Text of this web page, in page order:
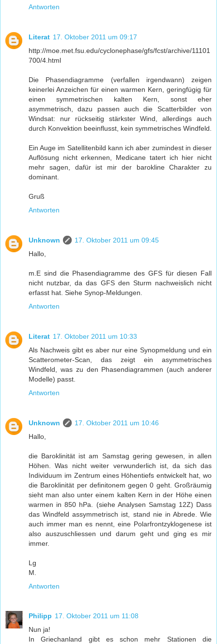
Antworten
Literat 17. Oktober 2011 um 09:17
http://moe.met.fsu.edu/cyclonephase/gfs/fcst/archive/11101
700/4.html
Die Phasendiagramme (verfallen irgendwann) zeigen
keinerlei Anzeichen für einen warmen Kern, geringfügig für
einen symmetrischen kalten Kern, sonst eher
asymmetrisch, dazu passen auch die Scatterbilder von
Windsat: nur rückseitig stärkster Wind, allerdings auch
durch Konvektion beeinflusst, kein symmetrisches Windfeld.
Ein Auge im Satellitenbild kann ich aber zumindest in dieser
Auflösung nicht erkennen, Medicane tatert ich hier nicht
mehr sagen, dafür ist mir der barokline Charakter zu
dominant.
Gruß
Antworten
Unknown
17. Oktober 2011 um 09:45
Hallo,
m.E sind die Phasendiagramme des GFS für diesen Fall
nicht nutzbar, da das GFS den Sturm nachweislich nicht
erfasst hat. Siehe Synop-Meldungen.
Antworten
Literat 17. Oktober 2011 um 10:33
Als Nachweis gibt es aber nur eine Synopmeldung und ein
Scatterometer-Scan, das zeigt ein asymmetrisches
Windfeld, was zu den Phasendiagrammen (auch anderer
Modelle) passt.
Antworten
Unknown
17. Oktober 2011 um 10:46
Hallo,
die Baroklinität ist am Samstag gering gewesen, in allen
Höhen. Was nicht weiter verwunderlich ist, da sich das
Individuum im Zentrum eines Höhentiefs entwickelt hat, wo
die Baroklinität per definitonem gegen 0 geht. Großräumig
sieht man also unter einem kalten Kern in der Höhe einen
warmen in 850 hPa. (siehe Analysen Samstag 12Z) Dass
das Windfeld assymmetrisch ist, stand nie in Abrede. Wie
auch immer man es nennt, eine Polarfrontzyklogenese ist
also auszuschliessen und darum geht und ging es mir
immer.
Lg
M.
Antworten
Philipp 17. Oktober 2011 um 11:08
Nun ja!
In Griechanland gibt es schon mehr Stationen die